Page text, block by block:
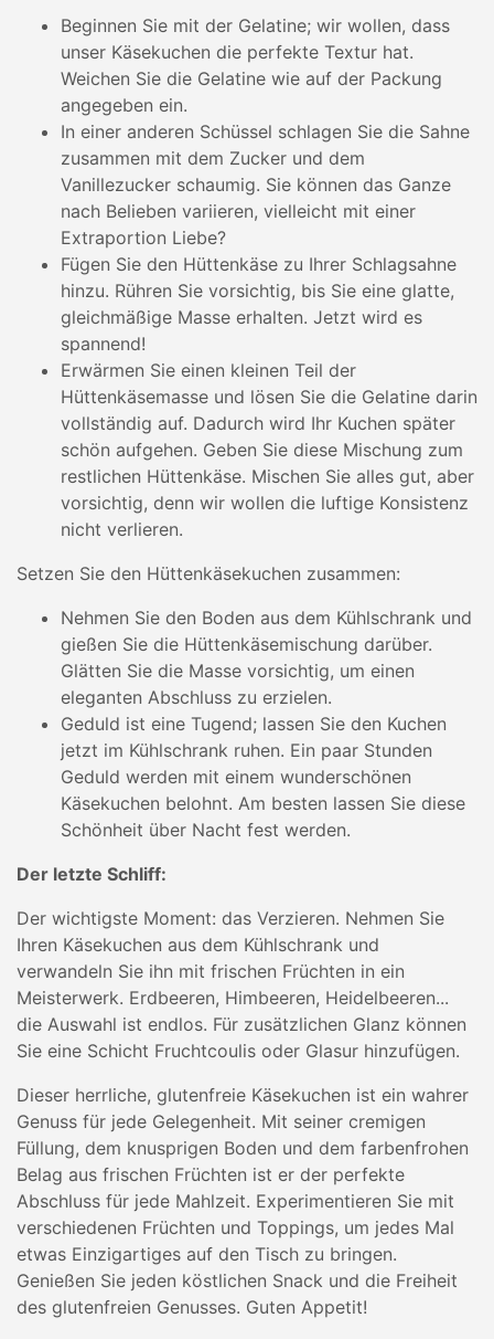
Beginnen Sie mit der Gelatine; wir wollen, dass
unser Käsekuchen die perfekte Textur hat.
Weichen Sie die Gelatine wie auf der Packung
angegeben ein.
In einer anderen Schüssel schlagen Sie die Sahne
zusammen mit dem Zucker und dem
Vanillezucker schaumig. Sie können das Ganze
nach Belieben variieren, vielleicht mit einer
Extraportion Liebe?
Fügen Sie den Hüttenkäse zu Ihrer Schlagsahne
hinzu. Rühren Sie vorsichtig, bis Sie eine glatte,
gleichmäßige Masse erhalten. Jetzt wird es
spannend!
Erwärmen Sie einen kleinen Teil der
Hüttenkäsemasse und lösen Sie die Gelatine darin
vollständig auf. Dadurch wird Ihr Kuchen später
schön aufgehen. Geben Sie diese Mischung zum
restlichen Hüttenkäse. Mischen Sie alles gut, aber
vorsichtig, denn wir wollen die luftige Konsistenz
nicht verlieren.
Setzen Sie den Hüttenkäsekuchen zusammen:
Nehmen Sie den Boden aus dem Kühlschrank und
gießen Sie die Hüttenkäsemischung darüber.
Glätten Sie die Masse vorsichtig, um einen
eleganten Abschluss zu erzielen.
Geduld ist eine Tugend; lassen Sie den Kuchen
jetzt im Kühlschrank ruhen. Ein paar Stunden
Geduld werden mit einem wunderschönen
Käsekuchen belohnt. Am besten lassen Sie diese
Schönheit über Nacht fest werden.
Der letzte Schliff:
Der wichtigste Moment: das Verzieren. Nehmen Sie
Ihren Käsekuchen aus dem Kühlschrank und
verwandeln Sie ihn mit frischen Früchten in ein
Meisterwerk. Erdbeeren, Himbeeren, Heidelbeeren...
die Auswahl ist endlos. Für zusätzlichen Glanz können
Sie eine Schicht Fruchtcoulis oder Glasur hinzufügen.
Dieser herrliche, glutenfreie Käsekuchen ist ein wahrer
Genuss für jede Gelegenheit. Mit seiner cremigen
Füllung, dem knusprigen Boden und dem farbenfrohen
Belag aus frischen Früchten ist er der perfekte
Abschluss für jede Mahlzeit. Experimentieren Sie mit
verschiedenen Früchten und Toppings, um jedes Mal
etwas Einzigartiges auf den Tisch zu bringen.
Genießen Sie jeden köstlichen Snack und die Freiheit
des glutenfreien Genusses. Guten Appetit!